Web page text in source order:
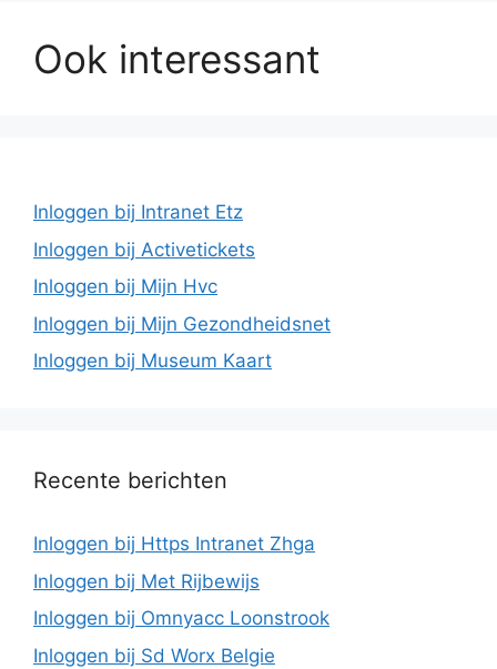
Ook interessant
Inloggen bij Intranet Etz
Inloggen bij Activetickets
Inloggen bij Mijn Hvc
Inloggen bij Mijn Gezondheidsnet
Inloggen bij Museum Kaart
Recente berichten
Inloggen bij Https Intranet Zhga
Inloggen bij Met Rijbewijs
Inloggen bij Omnyacc Loonstrook
Inloggen bij Sd Worx Belgie